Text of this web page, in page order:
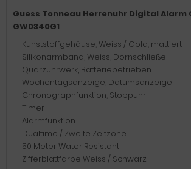
Guess Tonneau Herrenuhr Digital Alarm
GW0340G1
Kunststoffgehäuse, Weiss / Gold, mattiert
Silikonarmband, Weiss, Dornschließe
Quarzuhrwerk, Batteriebetrieben
Wochentagsanzeige, Datumsanzeige
Chronographfunktion, Stoppuhr
Timer
Alarmfunktion
Dualtime / Zweite Zeitzone
50 Meter Water Resistant
Zifferblattfarbe Weiss / Schwarz